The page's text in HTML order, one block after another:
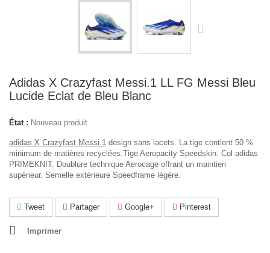
Adidas X Crazyfast Messi.1 LL FG Messi Bleu
Lucide Eclat de Bleu Blanc
État : Nouveau produit
adidas X Crazyfast Messi.1 design sans lacets. La tige contient 50 %
minimum de matières recyclées.Tige Aeropacity Speedskin. Col adidas
PRIMEKNIT. Doublure technique Aerocage offrant un maintien
supérieur. Semelle extérieure Speedframe légère.
Tweet Partager Google+ Pinterest
Imprimer